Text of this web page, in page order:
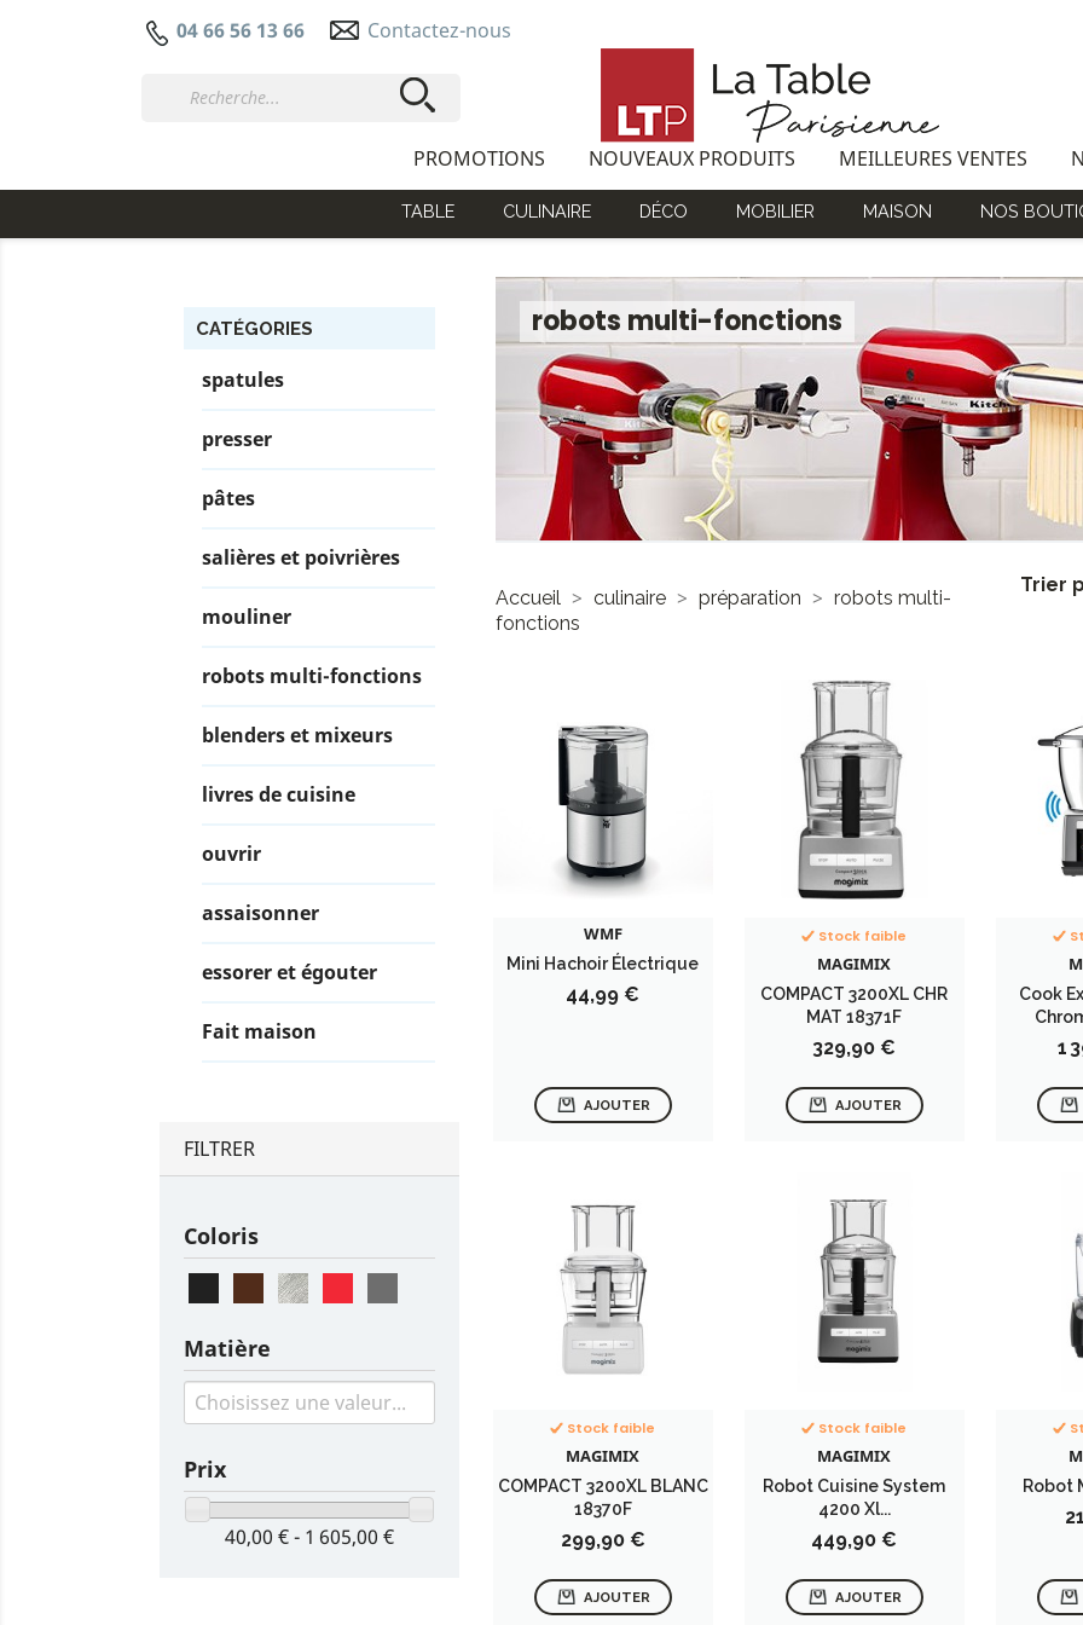
04 66 56 13 66 Contactez-nous
PROMOTIONS NOUVEAUX PRODUITS MEILLEURES VENTES
TABLE CULINAIRE DÉCO MOBILIER MAISON NOS
CATÉGORIES
spatules
presser
pâtes
salières et poivrières
mouliner
robots multi-fonctions
blenders et mixeurs
livres de cuisine
ouvrir
assaisonner
essorer et égouter
Fait maison
FILTRER
Coloris
Matière
Prix
40,00 € - 1 605,00 €
robots multi-fonctions
Accueil culinaire préparation
robots multi-
fonctions
Trier
WMF
Mini Hachoir Électrique
Prix
44,99 €
AJOUTER
Stock faible
MAGIMIX
COMPACT 3200XL CHR
MAT 18371F
Prix
329,90 €
AJOUTER
Cook
1
Stock faible
MAGIMIX
COMPACT 3200XL BLANC
18370F
Prix
299,90 €
AJOUTER
Stock faible
MAGIMIX
Robot Cuisine System
4200 Xl...
Prix
449,90 €
AJOUTER
Robot